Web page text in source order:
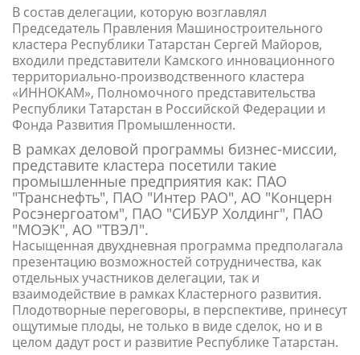
В состав делегации, которую возглавлял
Председатель Правления Машиностроительного
кластера Республики Татарстан Сергей Майоров,
входили представители Камского инновационного
территориально-производственного кластера
«ИННОКАМ», Полномочного представительства
Республики Татарстан в Российской Федерации и
Фонда Развития Промышленности.
В рамках деловой программы бизнес-миссии,
представите кластера посетили такие
промышленные предприятия как: ПАО
"Транснефть", ПАО "Интер РАО", АО "Концерн
Росэнергоатом", ПАО "СИБУР Холдинг", ПАО
"МОЭК", АО "ТВЭЛ".
Насыщенная двухдневная программа предполагала
презентацию возможностей сотрудничества, как
отдельных участников делегации, так и
взаимодействие в рамках Кластерного развития.
Плодотворные переговоры, в перспективе, принесут
ощутимые плоды, не только в виде сделок, но и в
целом дадут рост и развитие Республике Татарстан.